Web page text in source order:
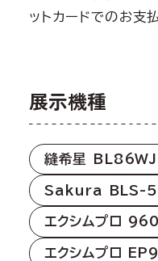
ットカードでのお支
展示機種
縫希星 BL86WJ
Sakura BLS-5
エクシムプロ
エクシムプロ